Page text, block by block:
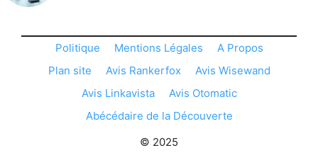
Politique Mentions Légales
A Propos
Plan site
Avis Rankerfox
Avis Wisewand
Avis Linkavista
Avis Otomatic
Abécédaire de la Découverte
© 2025